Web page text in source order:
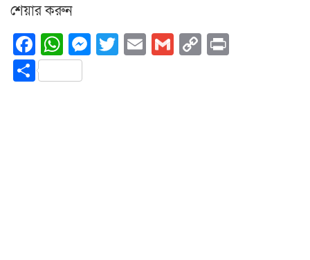
শেয়ার করুন
Facebook
WhatsApp
Messenger
Twitter
EmailGmail
Copy
Share